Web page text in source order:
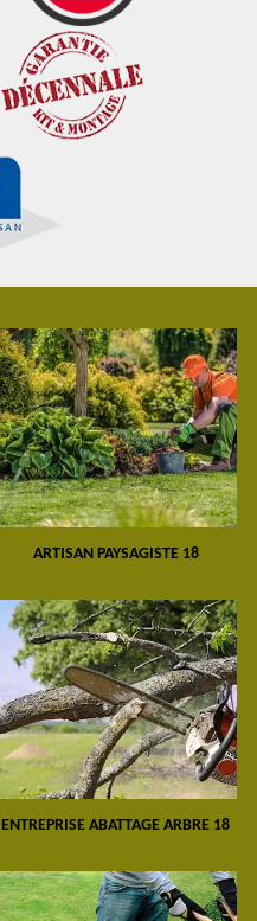
ARTISAN PAYSAGISTE 18
ENTREPRISE ABATTAGE ARBRE 18